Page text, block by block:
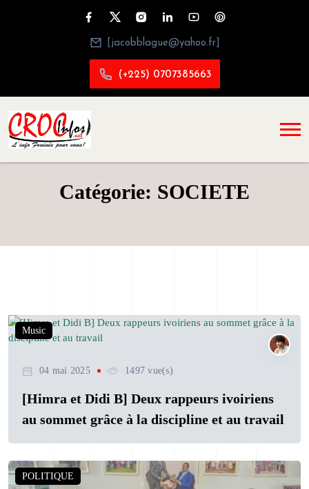
[jacobblague@yahoo.fr]
(+225) 0707385663
Catégorie: SOCIETE
Music
04 mai 2025 1497 vue(s)
[Himra et Didi B] Deux rappeurs ivoiriens
au sommet grâce à la discipline et au travail
POLITIQUE